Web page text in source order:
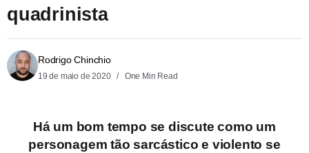
quadrinista
Rodrigo Chinchio
19 de maio de 2020 One Min Read
Há um bom tempo se discute como um
personagem tão sarcástico e violento se